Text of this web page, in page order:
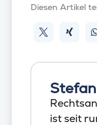
Diesen Artikel
ist seit